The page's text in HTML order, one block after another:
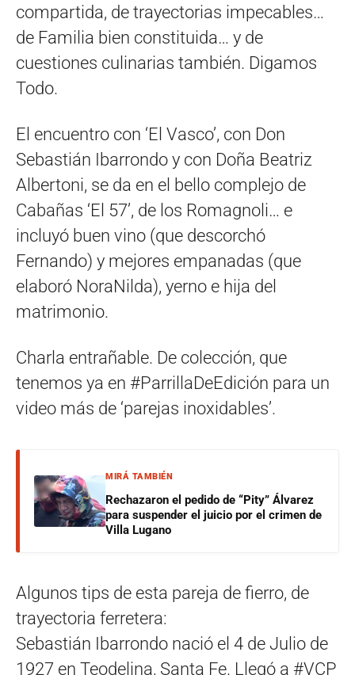
compartida, de trayectorias impecables…
de Familia bien constituida… y de
cuestiones culinarias también. Digamos
Todo.
El encuentro con ‘El Vasco’, con Don
Sebastián Ibarrondo y con Doña Beatriz
Albertoni, se da en el bello complejo de
Cabañas ‘El 57’, de los Romagnoli… e
incluyó buen vino (que descorchó
Fernando) y mejores empanadas (que
elaboró NoraNilda), yerno e hija del
matrimonio.
Charla entrañable. De colección, que
tenemos ya en #ParrillaDeEdición para un
video más de ‘parejas inoxidables’.
MIRÁ TAMBIÉN
Rechazaron el pedido de “Pity” Álvarez
para suspender el juicio por el crimen de
Villa Lugano
Algunos tips de esta pareja de fierro, de
trayectoria ferretera:
Sebastián Ibarrondo nació el 4 de Julio de
1927 en Teodelina, Santa Fe. Llegó a #VCP